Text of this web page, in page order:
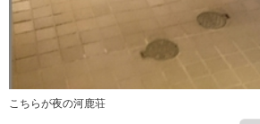
こちらが夜の河鹿荘